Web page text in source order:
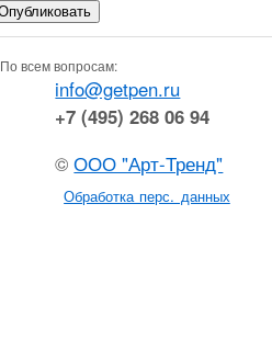
По всем вопросам:
info@getpen.ru
+7 (495) 268 06 94
©ООО "Арт-Тренд"
Обработка перс. данных